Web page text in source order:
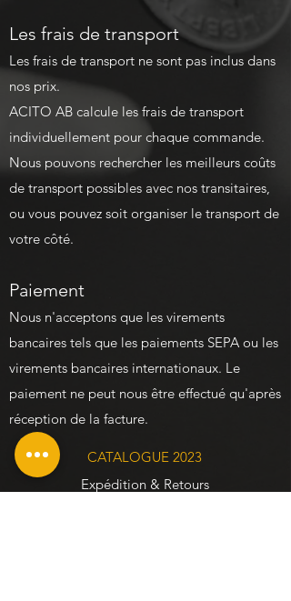
Les frais de transport
Les frais de transport ne sont pas inclus dans
nos prix.
ACITO AB calcule les frais de transport
individuellement pour chaque commande.
Nous pouvons rechercher les meilleurs coûts
de transport possibles avec nos transitaires,
ou vous pouvez soit organiser le transport de
votre côté.
Paiement
Nous n'acceptons que les virements
bancaires tels que les paiements SEPA ou les
virements bancaires internationaux. Le
paiement ne peut nous être effectué qu'après
réception de la facture.
CATALOGUE 2023
Expédition & Retours